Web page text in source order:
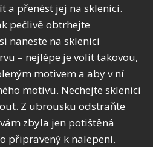
a přenést jej na sklenici.
pečlivě obtrhejte
naneste na sklenici
– nejlépe je volit takovou,
motivem a aby v ní
motivu. Nechejte sklenici
Z ubrousku odstraňte
zbyla jen potištěná
připravený k nalepení.